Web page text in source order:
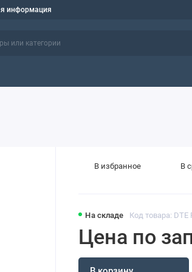
информация
На складе Код товара: DTE
Цена по
В избранное В